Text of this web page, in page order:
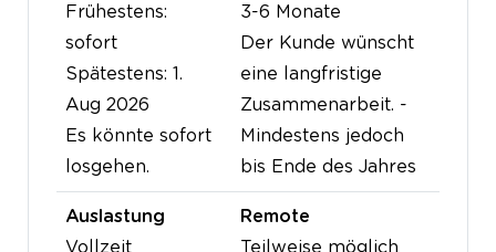
Frühestens:
sofort
Spätestens: 1.
Aug 2026
Es könnte sofort
losgehen.
3-6 Monate
Der Kunde wünscht
eine langfristige
Zusammenarbeit. -
Mindestens jedoch
bis Ende des Jahres
Auslastung
Vollzeit
Remote
Teilweise möglich